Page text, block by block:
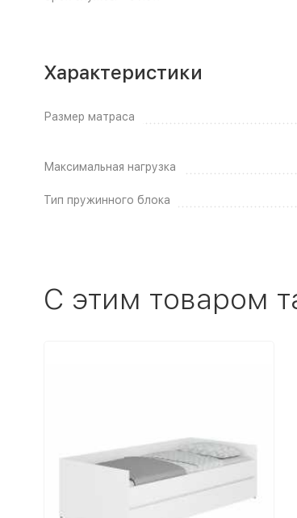
Характеристики
Размер матраса
Максимальная нагрузка
Тип пружинного блока
C этим товаром